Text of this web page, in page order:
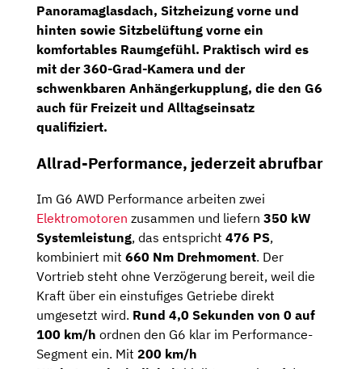
Panoramaglasdach, Sitzheizung vorne und
hinten sowie Sitzbelüftung vorne ein
komfortables Raumgefühl. Praktisch wird es
mit der360-Grad-Kamera und der
schwenkbaren Anhängerkupplung, die den G6
auch für Freizeit und Alltagseinsatz
qualifiziert.
Allrad-Performance, jederzeit abrufbar
Im G6 AWD Performance arbeiten zwei
Elektromotoren zusammen und liefern 350 kW
Systemleistung, das entspricht 476 PS,
kombiniert mit 660 Nm Drehmoment. Der
Vortrieb steht ohne Verzögerung bereit, weil die
Kraft über ein einstufiges Getriebe direkt
umgesetzt wird. Rund 4,0 Sekunden von 0 auf
100 km/h ordnen den G6 klar im Performance-
Segment ein. Mit 200 km/h